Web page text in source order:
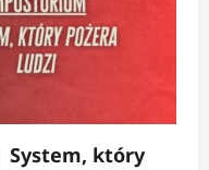
System, który